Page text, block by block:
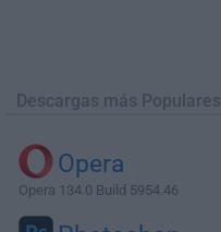
Descargas más Populares
Opera
Opera 134.0 Build 5954.46